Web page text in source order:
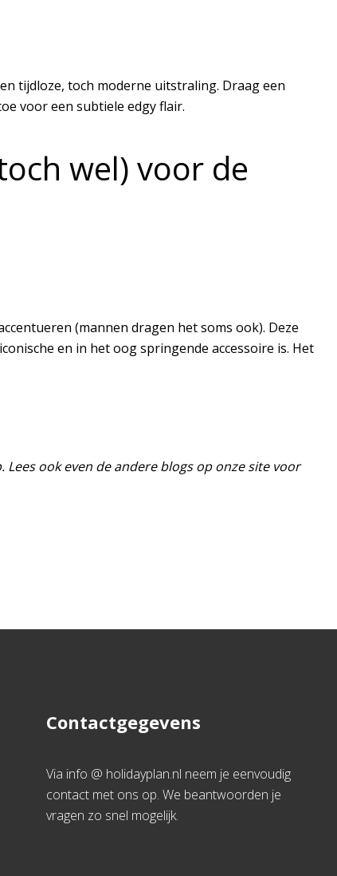
tijdloze, toch moderne uitstraling. Draag een
voor een subtiele edgy flair.
wel) voor de
(mannen dragen het soms ook). Deze
en in het oog springende accessoire is. Het
ook even de andere blogs op onze site voor
Contactgegevens
Via info @ holidayplan.nl neem je eenvoudig
contact met ons op. We beantwoorden je
vragen zo snel mogelijk.